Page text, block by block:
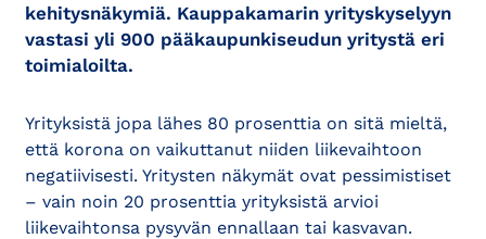
kehitysnäkymiä. Kauppakamarin yrityskyselyyn
vastasi yli 900 pääkaupunkiseudun yritystä eri
toimialoilta.
Yrityksistä jopa lähes 80 prosenttia on sitä mieltä,
että korona on vaikuttanut niiden liikevaihtoon
negatiivisesti. Yritysten näkymät ovat pessimistiset
– vain noin 20 prosenttia yrityksistä arvioi
liikevaihtonsa pysyvän ennallaan tai kasvavan.